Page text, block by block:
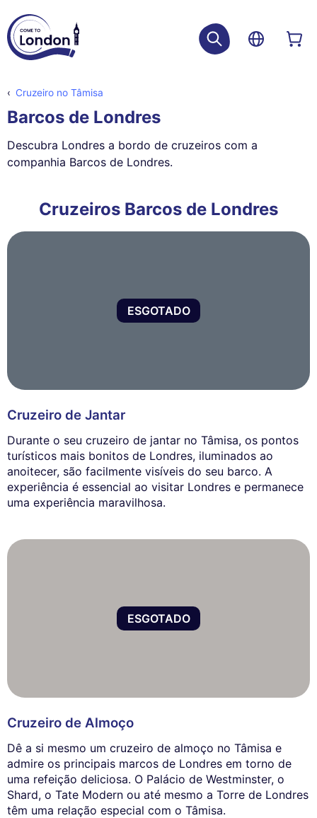
Cruzeiro no Tâmisa
Barcos de Londres
Descubra Londres a bordo de cruzeiros com a
companhia Barcos de Londres.
Cruzeiros Barcos de Londres
ESGOTADO
Cruzeiro de Jantar
Durante o seu cruzeiro de jantar no Tâmisa, os pontos
turísticos mais bonitos de Londres, iluminados ao
anoitecer, são facilmente visíveis do seu barco. A
experiência é essencial ao visitar Londres e permanece
uma experiência maravilhosa.
ESGOTADO
Cruzeiro de Almoço
Dê a si mesmo um cruzeiro de almoço no Tâmisa e
admire os principais marcos de Londres em torno de
uma refeição deliciosa. O Palácio de Westminster, o
Shard, o Tate Modern ou até mesmo a Torre de Londres
têm uma relação especial com o Tâmisa.